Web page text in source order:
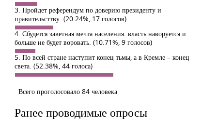
3. Пройдет референдум по доверию президенту и
правительсттву. (20.24%, 17 голосов)
4. Сбудется заветная мечта населения: власть наворуется и
больше не будет воровать. (10.71%, 9 голосов)
5. По всей стране наступит конец тьмы, а в Кремле – конец
света. (52.38%, 44 голоса)
Всего проголосовало 84 человека
Ранее проводимые опросы